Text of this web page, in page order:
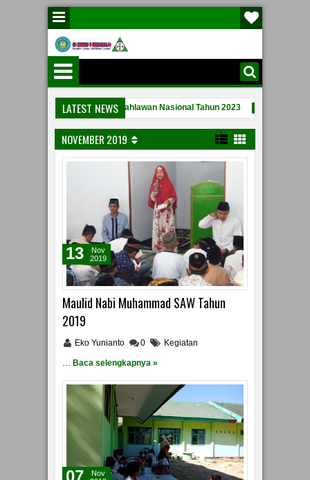
LATEST NEWS
Upacara Peringatan hari Pahlawan Nasional Tahun 2023 5:39 PM
NOVEMBER 2019
Maulid Nabi Muhammad SAW Tahun
2019
Eko Yunianto 0 Kegiatan
… Baca selengkapnya »
13
Nov
2019
07
Nov